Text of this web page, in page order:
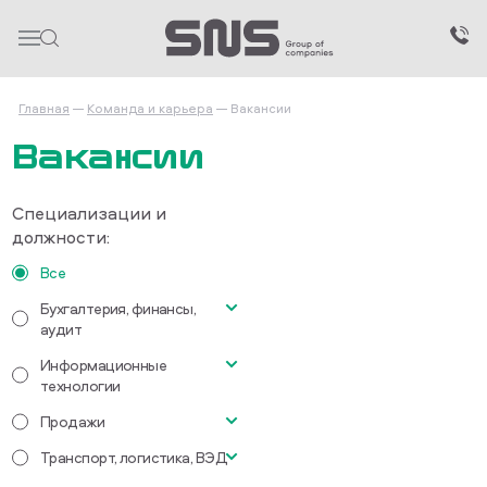
Главная Команда и карьера Вакансии
Вакансии
Специализации и
должности:
Все
Бухгалтерия, финансы,
аудит
Главный бухгалтер
Информационные
технологии
Водитель категории СЕ
Продажи
Торговый представитель
Транспорт, логистика, ВЭД